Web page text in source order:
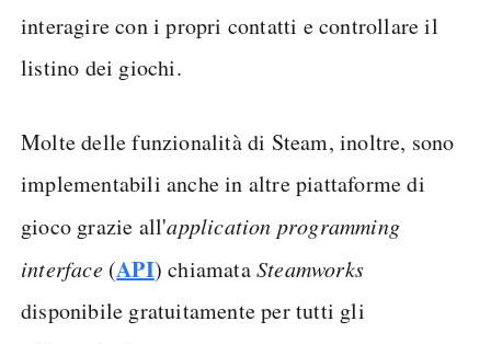
interagire con i propri contatti e controllare il
listino dei giochi.
Molte delle funzionalità di Steam, inoltre, sono
implementabili anche in altre piattaforme di
gioco grazie all'application programming
interface(API) chiamataSteamworks
disponibile gratuitamente per tutti gli